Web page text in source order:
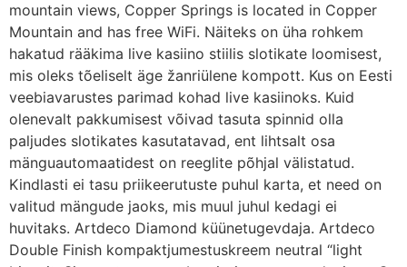
mountain views, Copper Springs is located in Copper
Mountain and has free WiFi. Näiteks on üha rohkem
hakatud rääkima live kasiino stiilis slotikate loomisest,
mis oleks tõeliselt äge žanriülene kompott. Kus on Eesti
veebiavarustes parimad kohad live kasiinoks. Kuid
olenevalt pakkumisest võivad tasuta spinnid olla
paljudes slotikates kasutatavad, ent lihtsalt osa
mänguautomaatidest on reeglite põhjal välistatud.
Kindlasti ei tasu priikeerutuste puhul karta, et need on
valitud mängude jaoks, mis muul juhul kedagi ei
huvitaks. Artdeco Diamond küünetugevdaja. Artdeco
Double Finish kompaktjumestuskreem neutral “light